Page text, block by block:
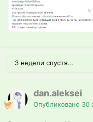
3 недели спустя...
dan.aleksei
Опубликовано 30